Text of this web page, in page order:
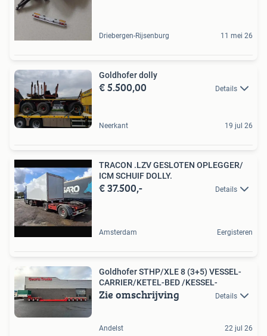
Driebergen-Rijsenburg 11 mei 26
Goldhofer dolly
€ 5.500,00 Details
Neerkant 19 jul 26
TRACON .LZV GESLOTEN OPLEGGER/
ICM SCHUIF DOLLY.
€ 37.500,- Details
Amsterdam Eergisteren
Goldhofer STHP/XLE 8 (3+5) VESSEL-
CARRIER/KETEL-BED /KESSEL-
Zie omschrijving Details
Andelst 22 jul 26